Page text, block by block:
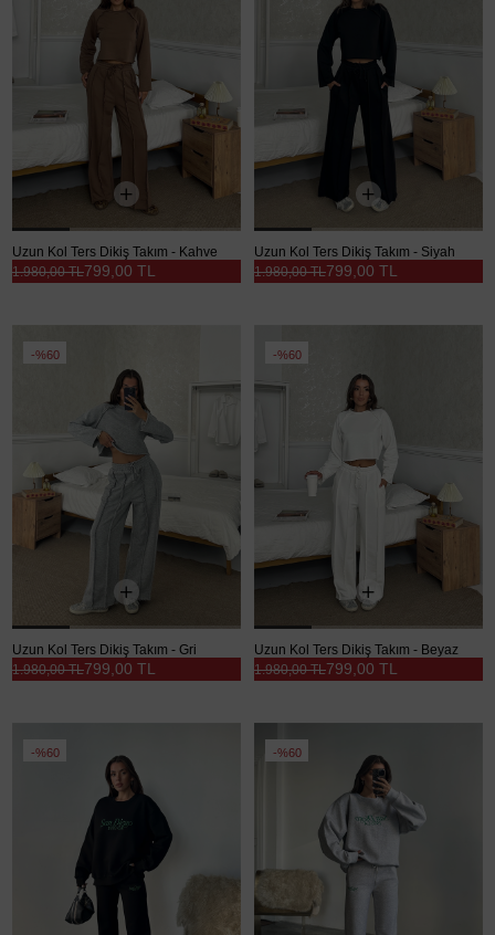
Uzun Kol Ters Dikiş Takım - Kahve
799,00 TL
1.980,00 TL
Uzun Kol Ters Dikiş Takım - Siyah
799,00 TL
1.980,00 TL
%60
Uzun Kol Ters Dikiş Takım - Gri
799,00 TL
1.980,00 TL
%60
Uzun Kol Ters Dikiş Takım - Beyaz
799,00 TL
1.980,00 TL
%60 %60